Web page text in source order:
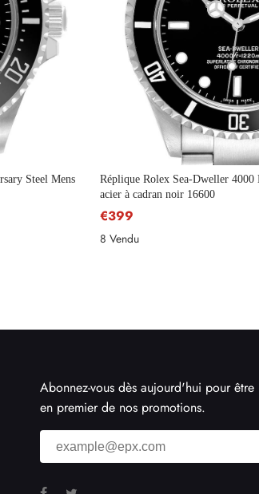
Steel Mens
Réplique Rolex Sea-Dweller 4000
acier à cadran noir 16600
€399
8 Vendu
Abonnez-vous dès aujourd'hui pour être
en premier de nos promotions.